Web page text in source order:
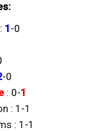
: 1 -0
-0
: 0-1
: 1 -1
: 1 -1